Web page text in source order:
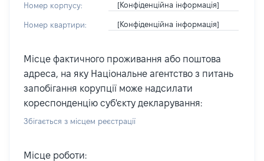
Номер корпусу: [Конфіденційна інформація]
Номер квартири: [Конфіденційна інформація]
Місце фактичного проживання або поштова
адреса, на яку Національне агентство з питань
запобігання корупції може надсилати
кореспонденцію суб'єкту декларування:
Збігається з місцем реєстрації
Місце роботи: